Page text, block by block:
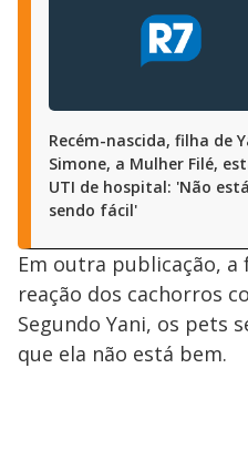
Recém-nascida, filha de
Simone, a Mulher Filé,
UTI de hospital: 'Não está
sendo fácil'
Em outra publicação,
reação dos cachorros
Segundo Yani, os pets
que ela não está bem.